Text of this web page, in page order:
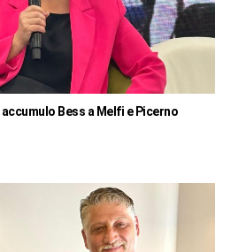
Bess a Melfi e Picerno